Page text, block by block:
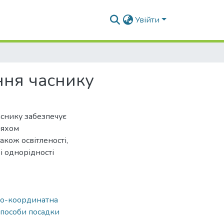
Увійти
часнику
забезпечує
освітленості,
однорідності
координатна
посадки